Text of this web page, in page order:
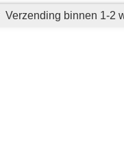
Verzending binnen 1-2